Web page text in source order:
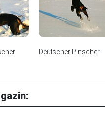
Deutscher Pinscher